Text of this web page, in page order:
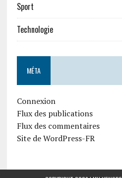
Sport
Technologie
MÉTA
Connexion
Flux des publications
Flux des commentaires
Site de WordPress-FR